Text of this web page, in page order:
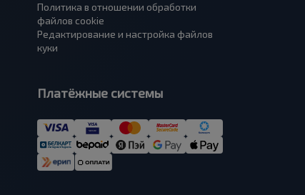
Политика в отношении обработки
файлов cookie
Редактирование и настройка файлов
куки
Платёжные системы